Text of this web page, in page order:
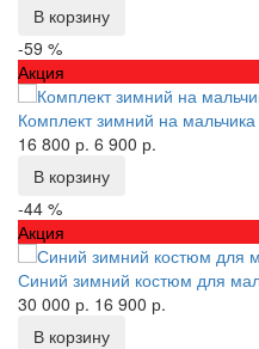
В корзину
-59 %
Акция
Комплект зимний на
16 800 р. 6 900 р.
В корзину
-44 %
Акция
Синий зимний костюм для
30 000 р. 16 900 р.
В корзину